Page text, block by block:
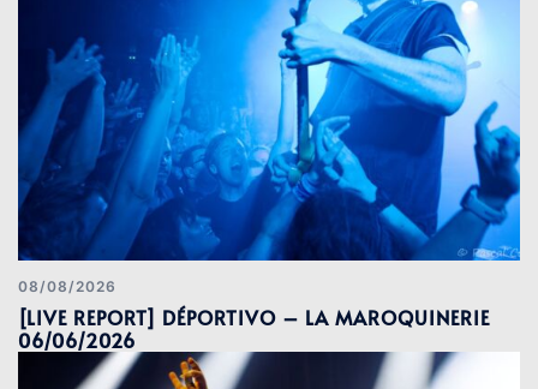
08/08/2026
[LIVE REPORT] DÉPORTIVO – LA MAROQUINERIE
06/06/2026